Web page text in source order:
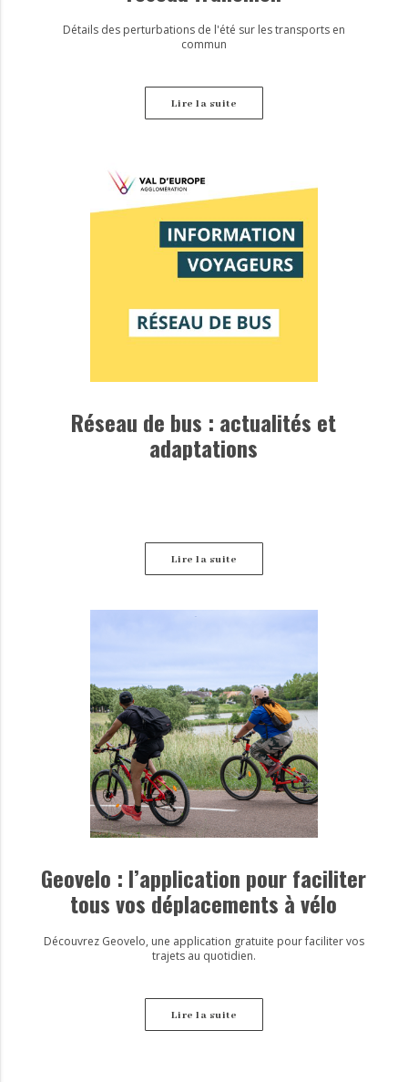
Détails des perturbations de l'été sur les transports en
commun
Lire la suite
Réseau de bus : actualités et
adaptations
concernant les perturbations des lignes de bus.
Lire la suite
Geovelo : l’application pour faciliter
tous vos déplacements à vélo
Découvrez Geovelo, une application gratuite pour faciliter vos
trajets au quotidien.
Lire la suite